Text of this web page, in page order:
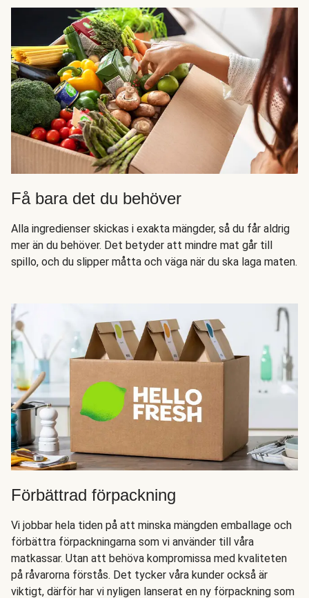
Få bara det du behöver
Alla ingredienser skickas i exakta mängder, så du får aldrig
mer än du behöver. Det betyder att mindre mat går till
spillo, och du slipper måtta och väga när du ska laga maten.
Förbättrad förpackning
Vi jobbar hela tiden på att minska mängden emballage och
förbättra förpackningarna som vi använder till våra
matkassar. Utan att behöva kompromissa med kvaliteten
på råvarorna förstås. Det tycker våra kunder också är
viktigt, därför har vi nyligen lanserat en ny förpackning som